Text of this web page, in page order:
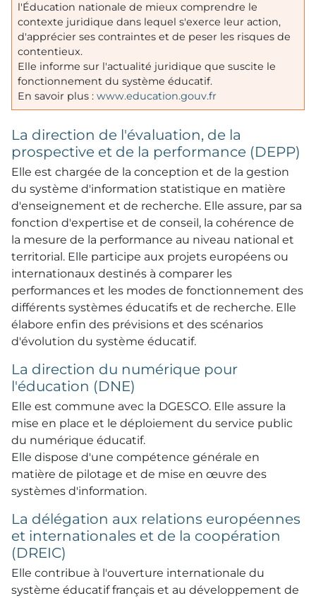
l'Éducation nationale de mieux comprendre le
contexte juridique dans lequel s'exerce leur action,
d'apprécier ses contraintes et de peser les risques de
contentieux.
Elle informe sur l'actualité juridique que suscite le
fonctionnement du système éducatif.
En savoir plus : www.education.gouv.fr
La direction de l'évaluation, de la
prospective et de la performance (DEPP)
Elle est chargée de la conception et de la gestion
du système d'information statistique en matière
d'enseignement et de recherche. Elle assure, par sa
fonction d'expertise et de conseil, la cohérence de
la mesure de la performance au niveau national et
territorial. Elle participe aux projets européens ou
internationaux destinés à comparer les
performances et les modes de fonctionnement des
différents systèmes éducatifs et de recherche. Elle
élabore enfin des prévisions et des scénarios
d'évolution du système éducatif.
La direction du numérique pour
l'éducation (DNE)
Elle est commune avec la DGESCO. Elle assure la
mise en place et le déploiement du service public
du numérique éducatif.
Elle dispose d'une compétence générale en
matière de pilotage et de mise en œuvre des
systèmes d'information.
La délégation aux relations européennes
et internationales et de la coopération
(DREIC)
Elle contribue à l'ouverture internationale du
système éducatif français et au développement de